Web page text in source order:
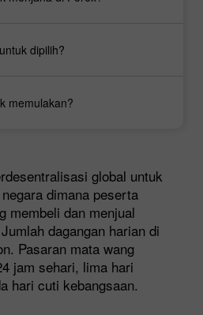
dipilih?
memulakan?
global untuk
dimana peserta
membeli dan menjual
dagangan harian di
Pasaran mata wang
jam sehari, lima hari
hari cuti kebangsaan.